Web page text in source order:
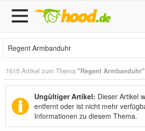
1615 Artikel zum Thema "Regent Armbanduhr"
Ungültiger Artikel: Dieser Artikel
entfernt oder ist nicht mehr
Informationen zu diesem Thema.